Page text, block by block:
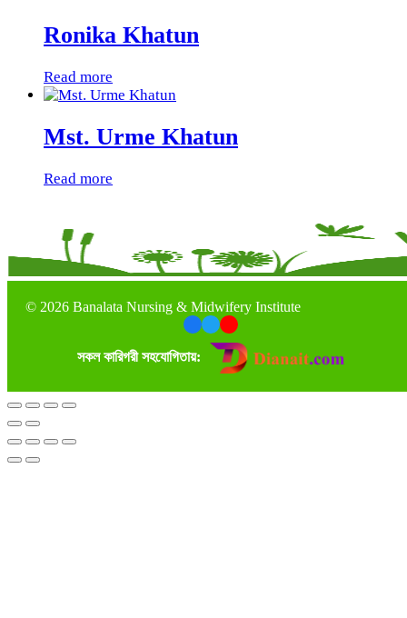
Ronika Khatun
Read more
Mst. Urme Khatun
Read more
© 2026 Banalata Nursing & Midwifery Institute
সকল কারিগরী সহযোগিতায়: